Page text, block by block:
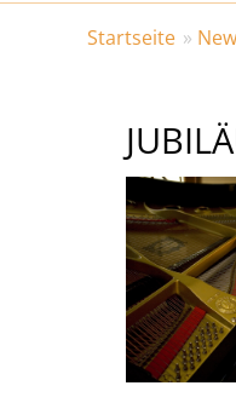
Startseite